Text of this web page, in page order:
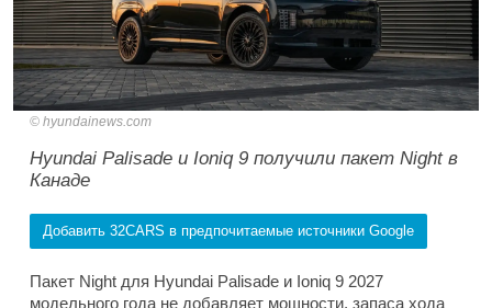
hyundainews.com
Hyundai Palisade и Ioniq 9 получили пакет Night в
Канаде
Добавить 32CARS в предпочитаемые источники Google
Пакет Night для Hyundai Palisade и Ioniq 9 2027
модельного года не добавляет мощности, запаса хода